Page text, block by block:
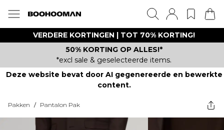
VERDERE KORTINGEN | TOT 70% KORTING!
50% KORTING OP ALLES!*
*excl sale & geselecteerde items.
Deze website bevat door AI gegenereerde en bewerkte
content.
Pakken / Pantalon Pak